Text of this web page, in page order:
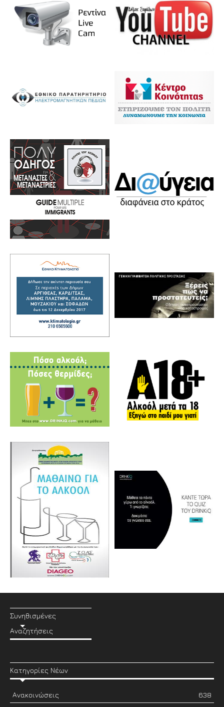
Συνηθισμένες
Αναζητήσεις
Κατηγορίες Νέων
Ανακοινώσεις
638